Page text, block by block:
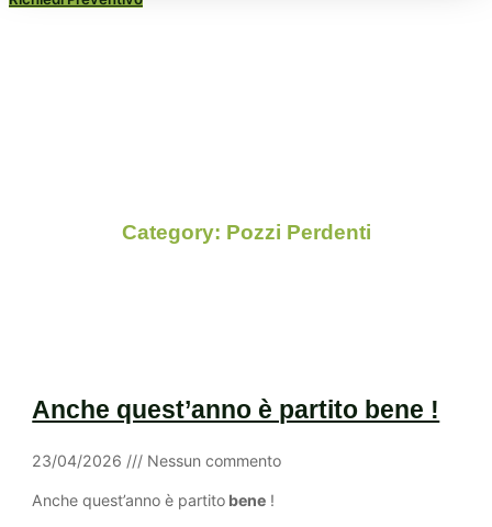
Category: Pozzi Perdenti
Anche quest’anno è partito bene !
23/04/2026 Nessun commento
Anche quest’anno è partito bene !